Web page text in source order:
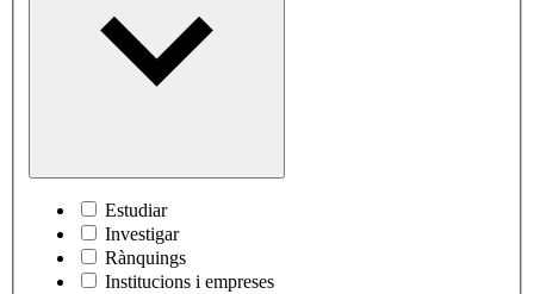
Estudiar
Investigar
Rànquings
Institucions i empreses